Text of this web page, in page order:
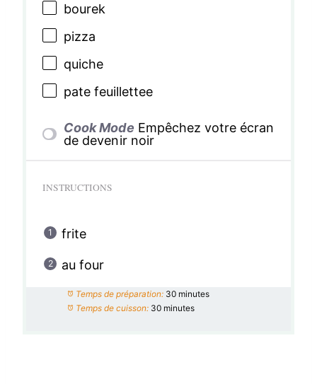
bourek
pizza
quiche
pate feuillettee
Cook Mode Empêchez votre écran
de devenir noir
INSTRUCTIONS
frite
au four
Temps de préparation: 30 minutes
Temps de cuisson: 30 minutes